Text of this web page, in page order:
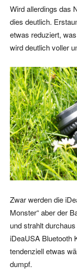
Wird allerdings das
dies deutlich.
etwas reduziert,
wird deutlich voller
Zwar werden die
Monster“ aber der
und strahlt
iDeaUSA Bluetooth
tendenziell etwas
dumpf.